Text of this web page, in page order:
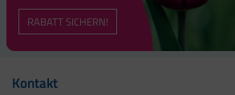
RABATT SICHERN!
Kontakt